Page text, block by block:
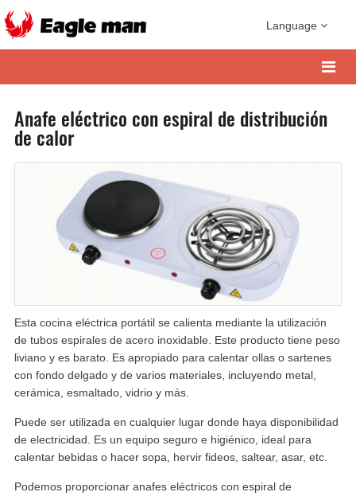
Language
Anafe eléctrico con espiral de distribución
de calor
Esta cocina eléctrica portátil se calienta mediante la utilización
de tubos espirales de acero inoxidable. Este producto tiene peso
liviano y es barato. Es apropiado para calentar ollas o sartenes
con fondo delgado y de varios materiales, incluyendo metal,
cerámica, esmaltado, vidrio y más.
Puede ser utilizada en cualquier lugar donde haya disponibilidad
de electricidad. Es un equipo seguro e higiénico, ideal para
calentar bebidas o hacer sopa, hervir fideos, saltear, asar, etc.
Podemos proporcionar anafes eléctricos con espiral de